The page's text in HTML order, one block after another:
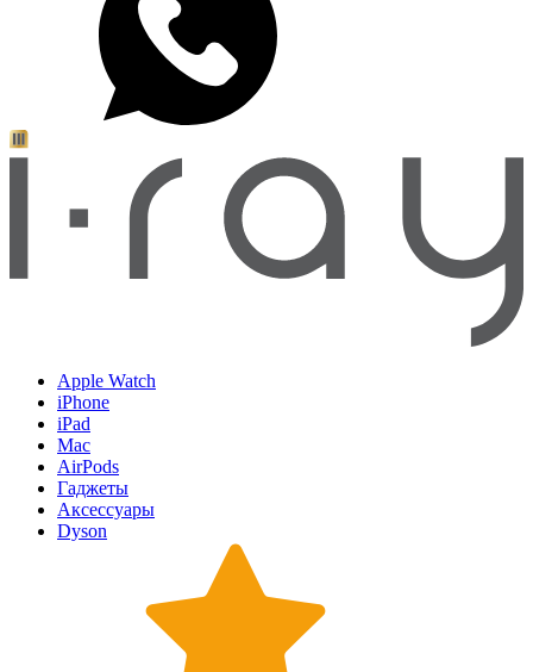
Apple Watch
iPhone
iPad
Mac
AirPods
Гаджеты
Аксессуары
Dyson